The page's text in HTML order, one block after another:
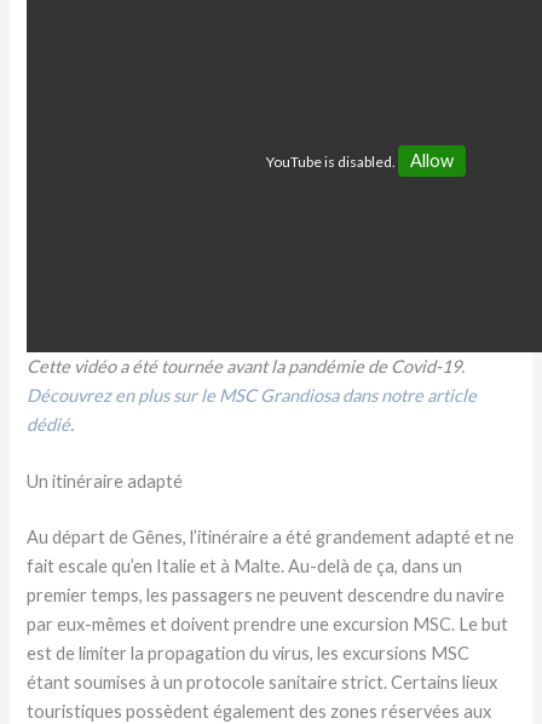
YouTube is disabled. Allow
Cette vidéo a été tournée avant la pandémie de Covid-19.
Découvrez en plus sur le MSC Grandiosa dans notre article
dédié.
Un itinéraire adapté
Au départ de Gênes, l’itinéraire a été grandement adapté et ne
fait escale qu’en Italie et à Malte. Au-delà de ça, dans un
premier temps, les passagers ne peuvent descendre du navire
par eux-mêmes et doivent prendre une excursion MSC. Le but
est de limiter la propagation du virus, les excursions MSC
étant soumises à un protocole sanitaire strict. Certains lieux
touristiques possèdent également des zones réservées aux